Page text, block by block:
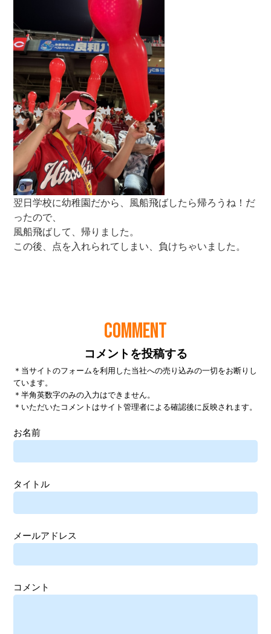
COMMENT
コメントを投稿する
＊当サイトのフォームを利用した当社への売り込みの一切をお断りし
ています。
＊半角英数字のみの入力はできません。
＊いただいたコメントはサイト管理者による確認後に反映されます。
お名前
タイトル
メールアドレス
コメント